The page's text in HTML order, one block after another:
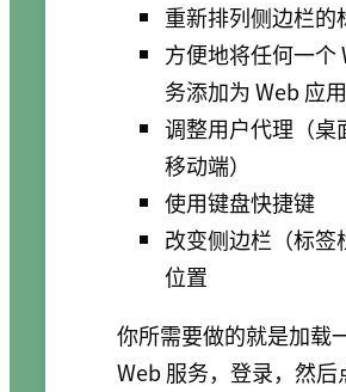
重新排列侧边栏的
方便地将任何一个
务添加为 Web 应
调整用户代理（桌
移动端）
使用键盘快捷键
改变侧边栏（标签
位置
你所需要做的就是加载
Web 服务，登录，然后